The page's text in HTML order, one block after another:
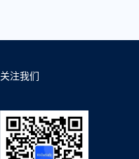
关注我们